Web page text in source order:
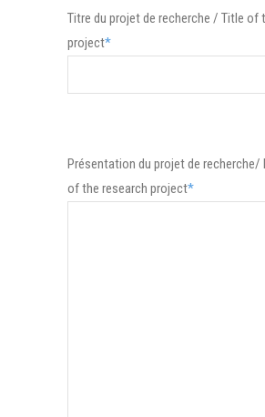
Titre du projet de recherche / Title of
project*
Présentation du projet de recherche/
of the research project*